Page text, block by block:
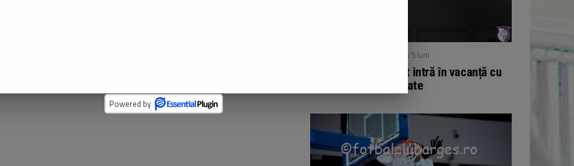
/ publicat acum 5 luni
Echipa de baschet intră în vacanță cu
11 victorii acumulate